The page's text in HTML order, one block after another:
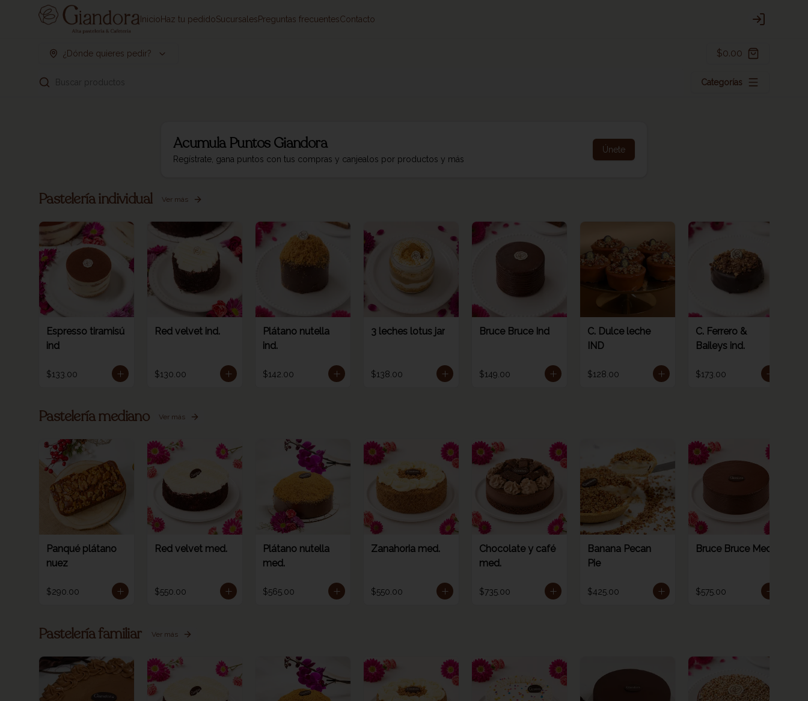
InicioHaz tu pedidoSucursalesPreguntas frecuentesContacto
Login
¿Dónde quieres pedir? $0.00
Buscar productos Categorías
AcumulaPuntos Giandora
Regístrate, gana puntos con tus compras y canjealos por productos y más
Únete
Pastelería individual Ver más
Espresso tiramisú
ind
$133.00
Red velvet ind.
$130.00
Plátano nutella
ind.
$142.00
3 leches lotus jar
$138.00
Bruce Bruce Ind
$149.00
C. Dulce leche
IND
$128.00
C. Ferrero &
Baileys ind.
$173.00
Pastelería mediano Ver más
Panqué plátano
nuez
$290.00
Red velvet med.
$550.00
Plátano nutella
med.
$565.00
Zanahoria med.
$550.00
Chocolate y café
med.
$735.00
Banana Pecan
Pie
$425.00
Bruce Bruce Med
$575.00
Pastelería familiar Ver más